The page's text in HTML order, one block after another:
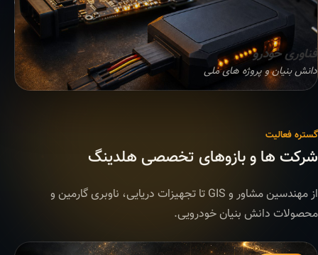
فناوری خودرو
دانش بنیان و پروژه های ملی
گستره فعالیت
شرکت ها و بازوهای تخصصی هلدینگ
از مهندسین مشاور و GIS تا تجهیزات دریایی، ناوبری گارمین و
محصولات دانش بنیان خودرویی.